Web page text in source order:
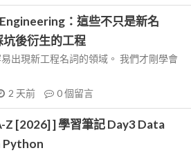
：這些不只是新名
後衍生的工程
出現新工程名詞的領域。 我們才剛學會
2 天前 0個留言
[2026] ] 學習筆記 Day3 Data
Python